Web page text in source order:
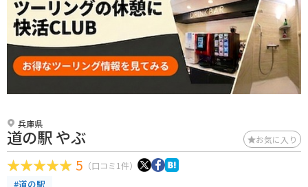
兵庫県
道の駅 やぶ お気に入り
5 （口コミ1件）
#道の駅